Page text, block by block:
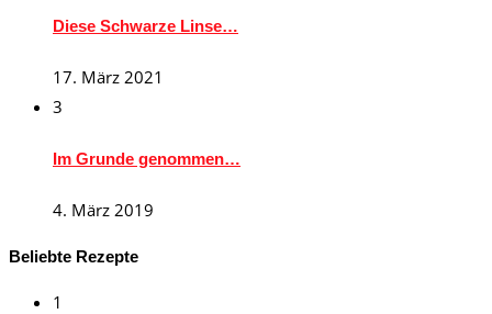
Diese Schwarze Linse…
17. März 2021
3
Im Grunde genommen…
4. März 2019
Beliebte Rezepte
1